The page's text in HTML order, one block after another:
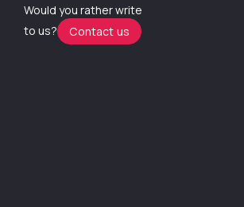
Would you rather write
to us?
Contact us